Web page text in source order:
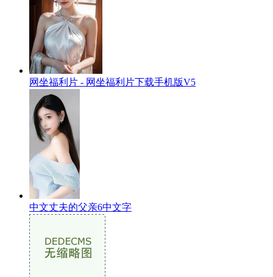
网坐福利片 - 网坐福利片下载手机版V5
中文丈夫的父亲6中文字